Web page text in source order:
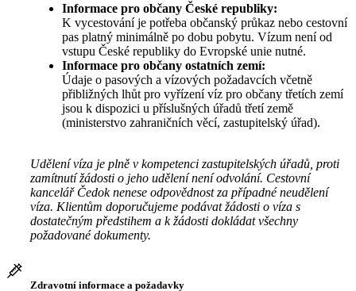
Informace pro občany České republiky:
K vycestování je potřeba občanský průkaz nebo cestovní
pas platný minimálně po dobu pobytu. Vízum není od
vstupu České republiky do Evropské unie nutné.
Informace pro občany ostatních zemí:
Údaje o pasových a vízových požadavcích včetně
přibližných lhůt pro vyřízení víz pro občany třetích zemí
jsou k dispozici u příslušných úřadů třetí země
(ministerstvo zahraničních věcí, zastupitelský úřad).
Udělení víza je plně v kompetenci zastupitelských úřadů, proti
zamítnutí žádosti o jeho udělení není odvolání. Cestovní
kancelář Čedok nenese odpovědnost za případné neudělení
víza. Klientům doporučujeme podávat žádosti o víza s
dostatečným předstihem a k žádosti dokládat všechny
požadované dokumenty.
Zdravotní informace a požadavky